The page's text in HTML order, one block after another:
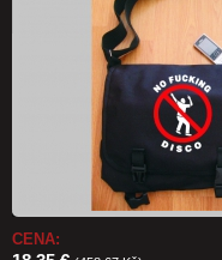
CENA: